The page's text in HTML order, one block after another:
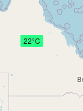
22°C